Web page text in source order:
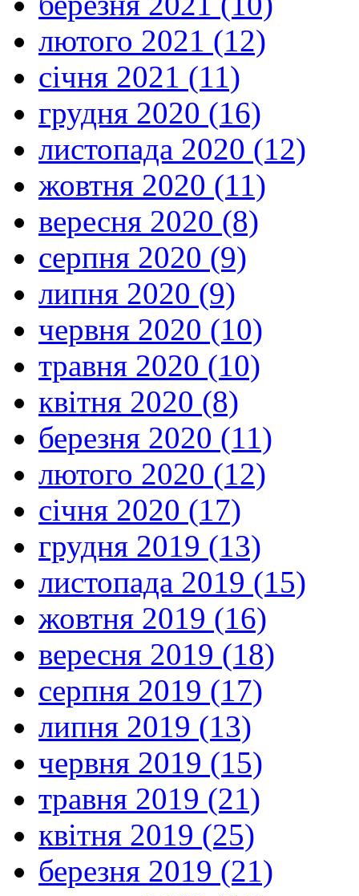
лютого 2021 (12)
січня 2021 (11)
грудня 2020 (16)
листопада 2020 (12)
жовтня 2020 (11)
вересня 2020 (8)
серпня 2020 (9)
липня 2020 (9)
червня 2020 (10)
травня 2020 (10)
квітня 2020 (8)
березня 2020 (11)
лютого 2020 (12)
січня 2020 (17)
грудня 2019 (13)
листопада 2019 (15)
жовтня 2019 (16)
вересня 2019 (18)
серпня 2019 (17)
липня 2019 (13)
червня 2019 (15)
травня 2019 (21)
квітня 2019 (25)
березня 2019 (21)